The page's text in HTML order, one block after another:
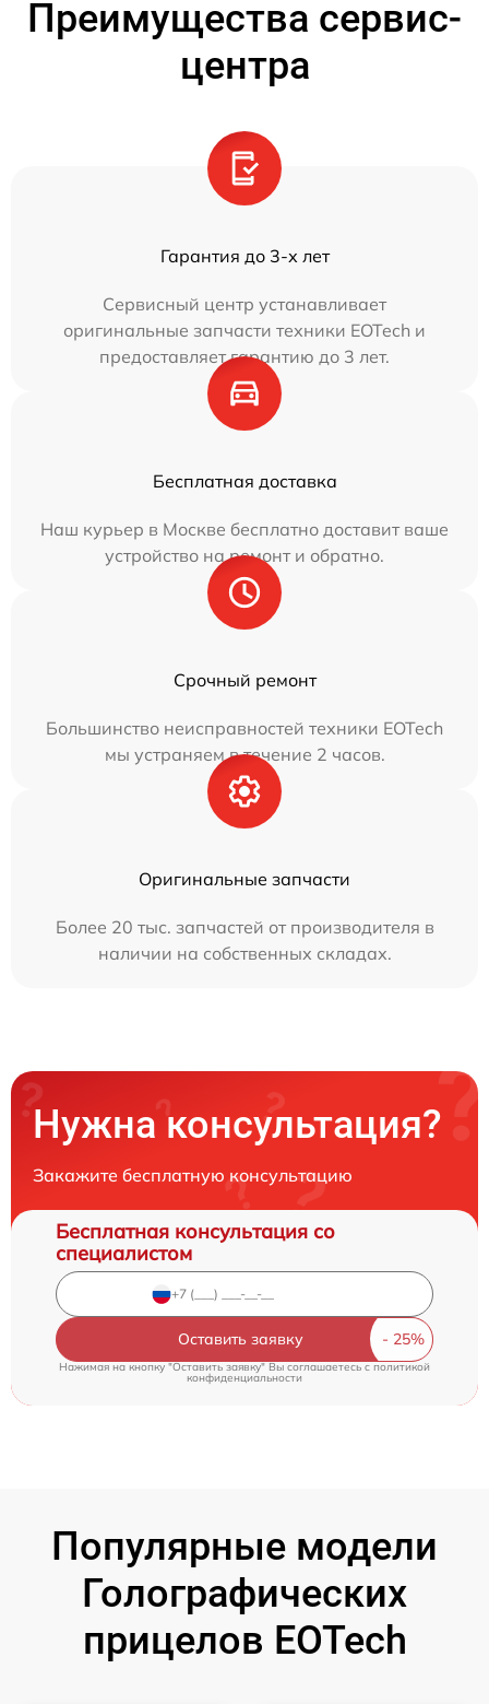
Преимущества сервис-
центра
Гарантия до 3-х лет
Сервисный центр устанавливает
оригинальные запчасти техники EOTech и
предоставляет гарантию до 3 лет.
Бесплатная доставка
Наш курьер в Москве бесплатно доставит ваше
устройство на ремонт и обратно.
Срочный ремонт
Большинство неисправностей техники EOTech
мы устраняем в течение 2 часов.
Оригинальные запчасти
Более 20 тыс. запчастей от производителя в
наличии на собственных складах.
Нужна консультация?
Закажите бесплатную консультацию
Бесплатная консультация со
специалистом
Оставить заявку
Нажимая на кнопку "Оставить заявку" Вы соглашаетесь cполитикой
конфиденциальности
Популярные модели
Голографических
прицелов EOTech